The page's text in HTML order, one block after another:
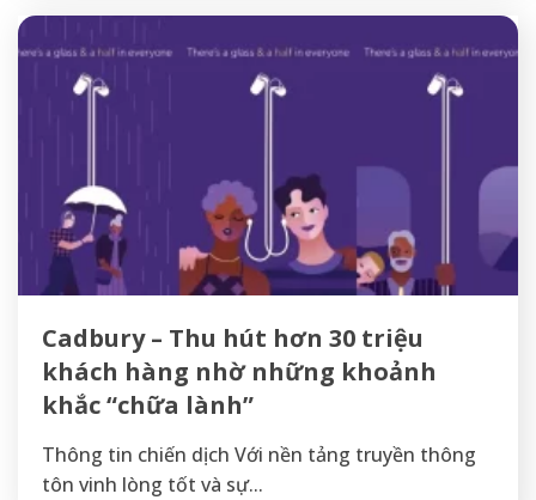
Cadbury – Thu hút hơn 30 triệu
khách hàng nhờ những khoảnh
khắc “chữa lành”
Thông tin chiến dịch Với nền tảng truyền thông
tôn vinh lòng tốt và sự...